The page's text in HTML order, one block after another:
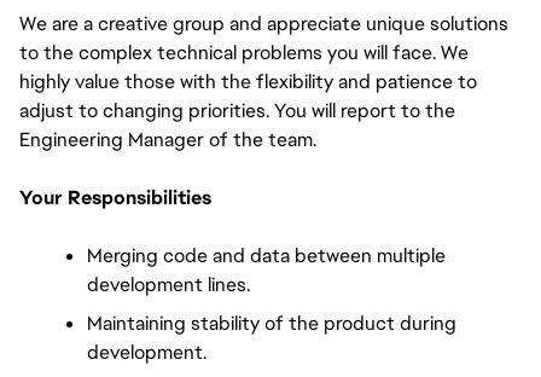
We are a creative group and appreciate unique solutions
to the complex technical problems you will face. We
highly value those with the flexibility and patience to
adjust to changing priorities. You will report to the
Engineering Manager of the team.
Your Responsibilities
Merging code and data between multiple
development lines.
Maintaining stability of the product during
development.